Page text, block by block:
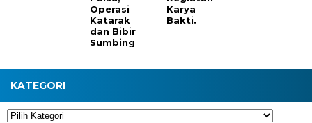
Operasi
Katarak
dan Bibir
Sumbing
Karya
Bakti.
KATEGORI
Kategori